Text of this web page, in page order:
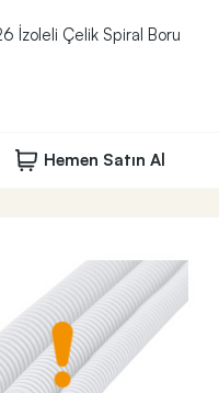
İzoleli Çelik Spiral Boru
Hemen Satın Al